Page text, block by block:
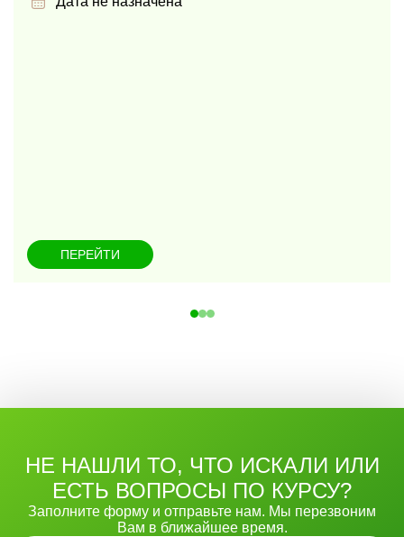
ПЕРЕЙТИ
НЕ НАШЛИ ТО, ЧТО ИСКАЛИ ИЛИ
ЕСТЬ ВОПРОСЫ ПО КУРСУ?
Заполните форму и отправьте нам. Мы перезвоним
Вам в ближайшее время.